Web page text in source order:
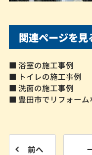
関連ページを見
■ 浴室の施工事例
■ トイレの施工事例
■ 洗面の施工事例
■ 豊田市でリフォーム
前へ